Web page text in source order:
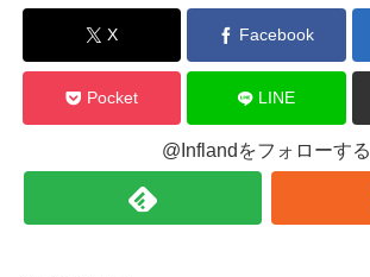
X Facebook
Pocket LINE
@Inflandをフォローする